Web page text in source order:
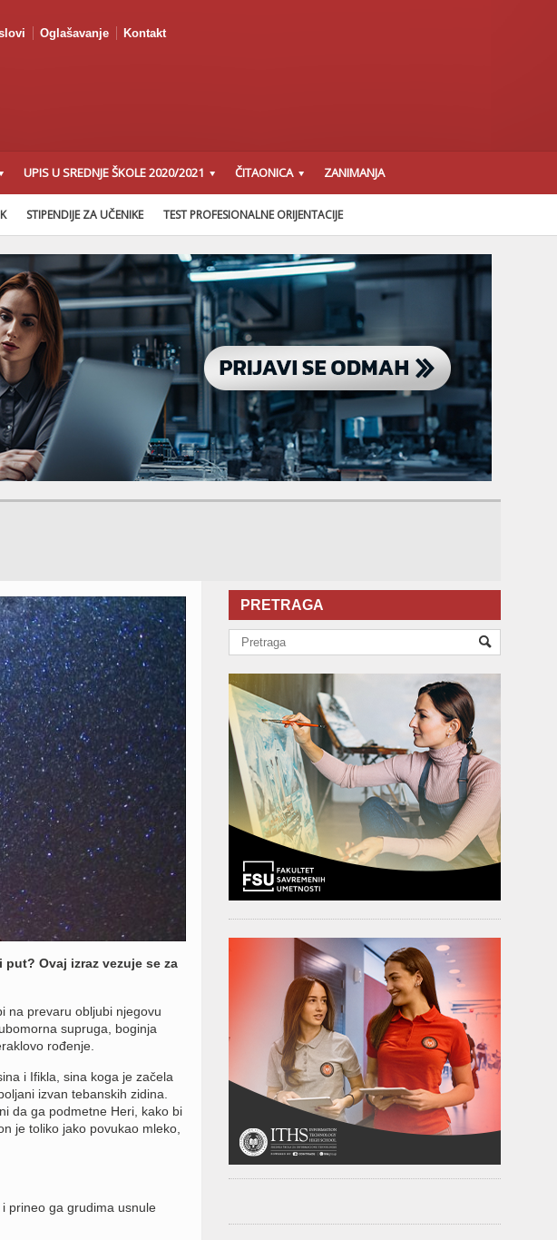
Oglašavanje Kontakt
UPIS U SREDNJE ŠKOLE 2020/2021 ČITAONICA ZANIMANJA
STIPENDIJE ZA UČENIKE TEST PROFESIONALNE ORIJENTACIJE
Ovaj izraz vezuje se za
na prevaru obljubi njegovu
supruga, boginja
rođenje.
i Ifikla, sina koga je začela
izvan tebanskih zidina.
da ga podmetne Heri, kako bi
je toliko jako povukao mleko,
prineo ga grudima usnule
PRETRAGA